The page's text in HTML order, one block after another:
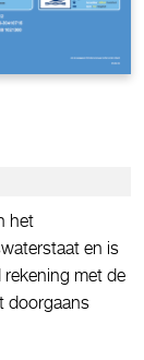
het
en is
rekening met de
doorgaans